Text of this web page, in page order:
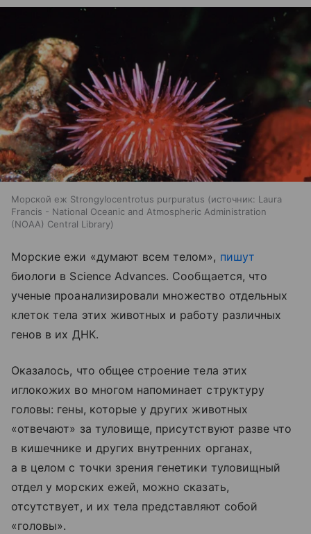
Морской еж Strongylocentrotus purpuratus источник: Laura
Francis - National Oceanic and Atmospheric Administration
(NOAA) Central Library
Морские ежи «думают всем телом», пишут
биологи в Science Advances. Сообщается, что
ученые проанализировали множество отдельных
клеток тела этих животных и работу различных
генов в их ДНК.
Оказалось, что общее строение тела этих
иглокожих во многом напоминает структуру
головы: гены, которые у других животных
«отвечают» за туловище, присутствуют разве что
в кишечнике и других внутренних органах,
а в целом с точки зрения генетики туловищный
отдел у морских ежей, можно сказать,
отсутствует, и их тела представляют собой
«головы».